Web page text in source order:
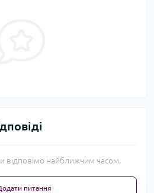
відповімо найближчим часом.
питання